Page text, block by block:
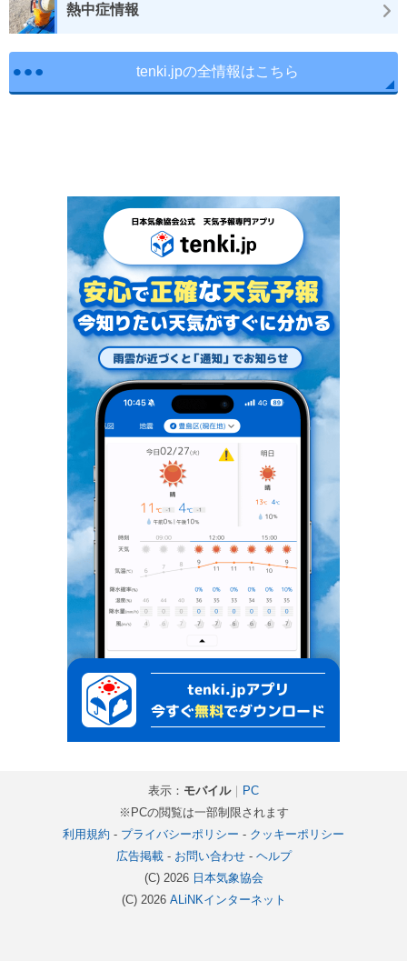
熱中症情報
tenki.jpの全情報はこちら
表示： モバイル｜ PC
※PCの閲覧は一部制限されます
利用規約 - プライバシーポリシー - クッキーポリシー
広告掲載- お問い合わせ- ヘルプ
(C) 2026 日本気象協会
(C) 2026 ALiNKインターネット